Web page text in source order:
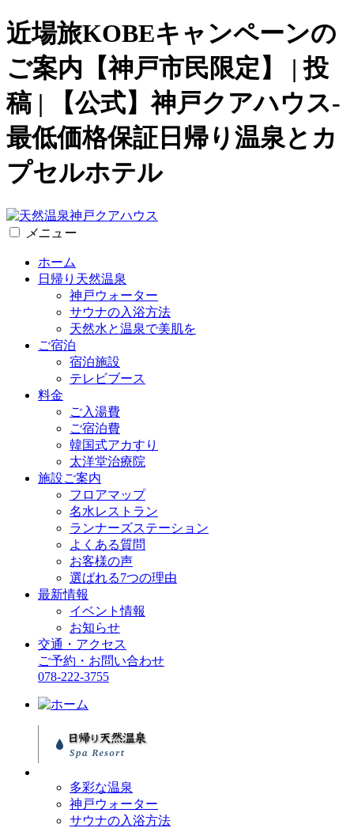
近場旅KOBEキャンペーンの
ご案内【神戸市民限定】 | 投
稿 | 【公式】神戸クアハウス-
最低価格保証日帰り温泉とカ
プセルホテル
メニュー
ホーム
日帰り天然温泉
神戸ウォーター
サウナの入浴方法
天然水と温泉で美肌を
ご宿泊
宿泊施設
テレビブース
料金
ご入湯費
ご宿泊費
韓国式アカすり
太洋堂治療院
施設ご案内
フロアマップ
名水レストラン
ランナーズステーション
よくある質問
お客様の声
選ばれる7つの理由
最新情報
イベント情報
お知らせ
交通・アクセス
ご予約・お問い合わせ
078-222-3755
多彩な温泉
神戸ウォーター
サウナの入浴方法